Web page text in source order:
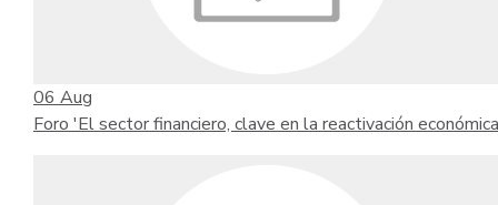
06 Aug
Foro 'El sector financiero, clave en la reactivación